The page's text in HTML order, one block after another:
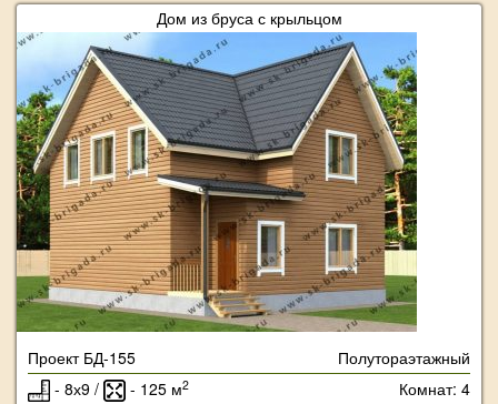
Дом из бруса с крыльцом
Проект БД-155
Полутораэтажный
- 8х9 /
- 125 м2 Комнат: 4